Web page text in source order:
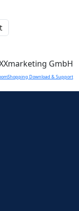
GmbH
Download & Support